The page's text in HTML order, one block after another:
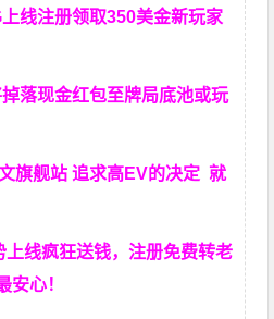
线注册领取350美金新玩家
落现金红包至牌局底池或玩
旗舰站 追求高EV的决定就
上线疯狂送钱，注册免费转老
安心！